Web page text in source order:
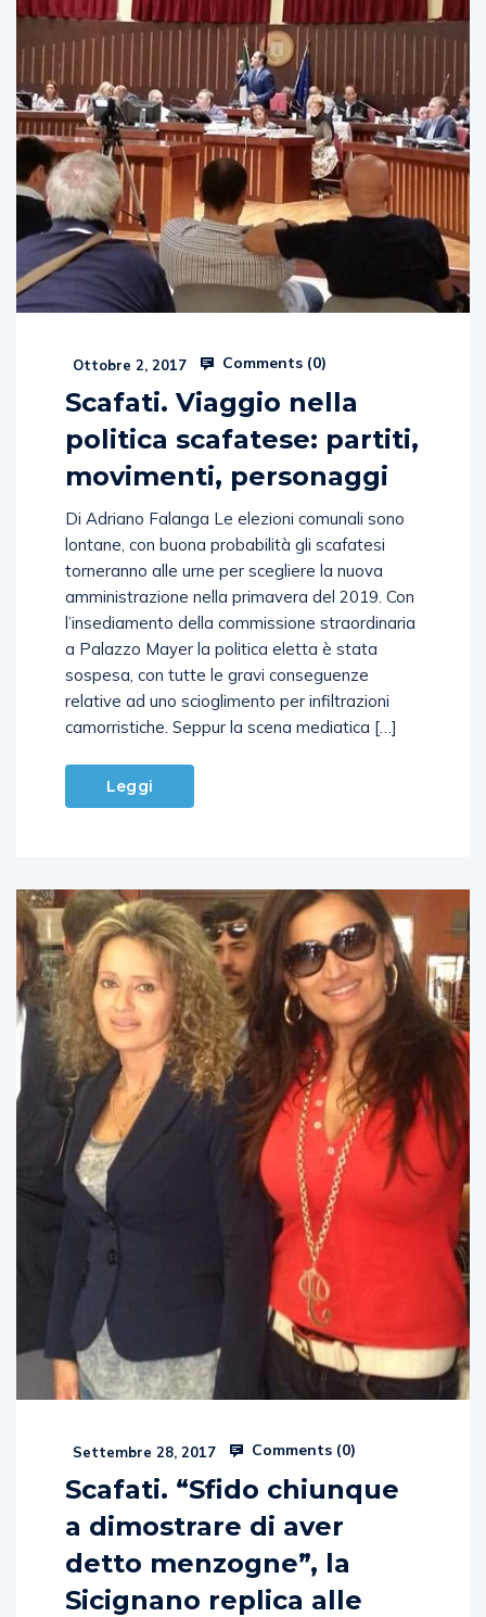
Ottobre 2, 2017 Comments (0)
Scafati. Viaggio nella
politica scafatese: partiti,
movimenti, personaggi
Di Adriano Falanga Le elezioni comunali sono
lontane, con buona probabilità gli scafatesi
torneranno alle urne per scegliere la nuova
amministrazione nella primavera del 2019. Con
l’insediamento della commissione straordinaria
a Palazzo Mayer la politica eletta è stata
sospesa, con tutte le gravi conseguenze
relative ad uno scioglimento per infiltrazioni
camorristiche. Seppur la scena mediatica […]
Leggi
Settembre 28, 2017 Comments (0)
Scafati. “Sfido chiunque
a dimostrare di aver
detto menzogne”, la
Sicignano replica alle